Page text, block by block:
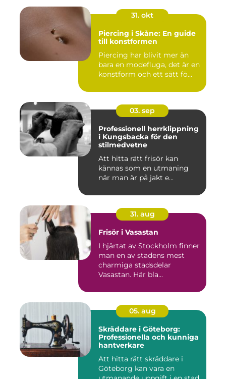
31. okt
Piercing i Skåne: En guide
till konstformen
Piercing har blivit mer än
bara en modefluga, det är en
konstform och ett sätt fö...
03. sep
Professionell herrklippning
i Kungsbacka för den
stilmedvetne
Att hitta rätt frisör kan
kännas som en utmaning
när man är på jakt e...
31. aug
Frisör i Vasastan
I hjärtat av Stockholm finner
man en av stadens mest
charmiga stadsdelar
Vasastan. Här bla...
05. aug
Skräddare i Göteborg:
Professionella och kunniga
hantverkare
Att hitta rätt skräddare i
Göteborg kan vara en